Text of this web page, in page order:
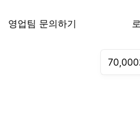
영업팀 문의하기